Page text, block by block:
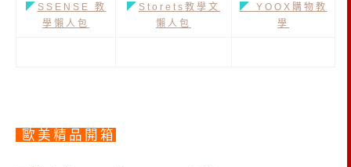
◤ SSENSE 教
學懶人包
◤ Storets教學文
懶人包
◤
YOOX購物教
學
歐美精品開箱